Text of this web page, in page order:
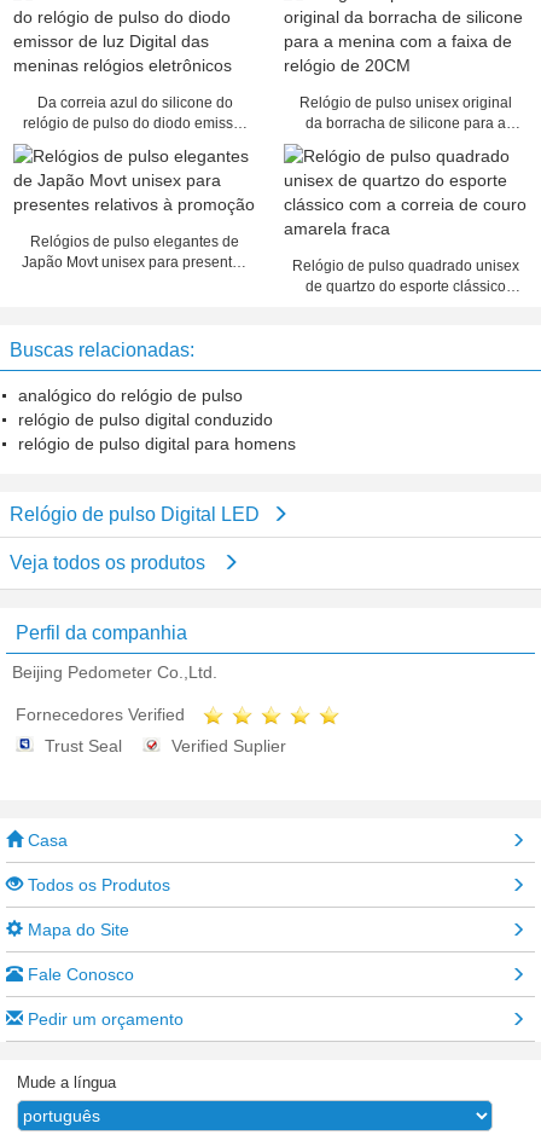
Da correia azul do silicone do
relógio de pulso do diodo emissor
de luz Digital das meninas relógios
eletrônicos
Relógio de pulso unisex original
da borracha de silicone para a
menina com a faixa de relógio de
20CM
Relógios de pulso elegantes de
Japão Movt unisex para presentes
Relógio de pulso quadrado unisex
de quartzo do esporte clássico
Buscas relacionadas:
analógico do relógio de pulso
relógio de pulso digital conduzido
relógio de pulso digital para homens
Relógio de pulso Digital LED
Veja todos os produtos
Perfil da companhia
Beijing Pedometer Co.,Ltd.
Fornecedores Verified
Trust Seal
Verified Suplier
Casa
Todos os Produtos
Mapa do Site
Fale Conosco
Pedir um orçamento
Mude a língua